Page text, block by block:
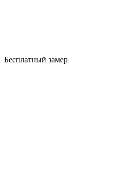
Бесплатный замер